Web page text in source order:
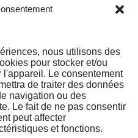
nous utilisons des
pour stocker et/ou
Le consentement
de traiter des données
navigation ou des
Le fait de ne pas consentir
peut affecter
et fonctions.